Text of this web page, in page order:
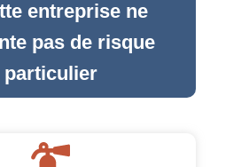
entreprise ne
pas de risque
particulier